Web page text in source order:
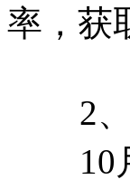
率，获
2、
10月